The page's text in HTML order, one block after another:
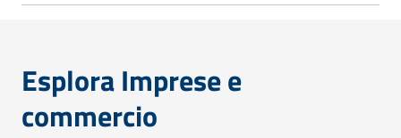
Esplora Imprese e
commercio